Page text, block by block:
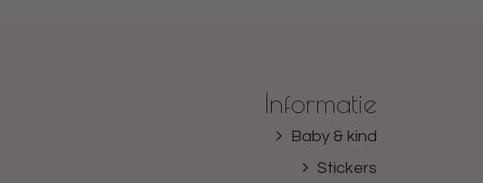
Informatie
Baby & kind
Stickers